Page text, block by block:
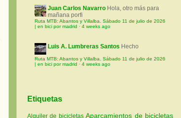
Juan Carlos Navarro Hola, otro más para
mañana porfi
Ruta MTB: Abantos y Villalba. Sábado 11 de julio de 2026
| en bici por madrid · 4 weeks ago
Luis A. Lumbreras Santos Hecho
Ruta MTB: Abantos y Villalba. Sábado 11 de julio de 2026
| en bici por madrid · 4 weeks ago
Etiquetas
Alquiler de bicicletasAparcamientos de bicicletas